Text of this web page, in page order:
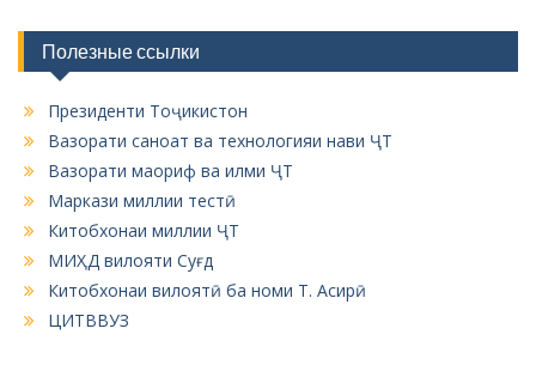
м
Полезные ссылки
Президенти Тоҷикистон
Вазорати саноат ва технологияи нави ҶТ
Вазорати маориф ва илми ҶТ
Маркази миллии тестӣ
Китобхонаи миллии ҶТ
МИҲД вилояти Суғд
Китобхонаи вилоятӣ ба номи Т. Асирӣ
ЦИТВВУЗ